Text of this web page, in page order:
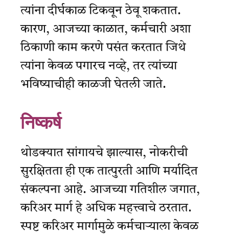
त्यांना दीर्घकाळ टिकवून ठेवू शकतात.
कारण, आजच्या काळात, कर्मचारी अशा
ठिकाणी काम करणे पसंत करतात जिथे
त्यांना केवळ पगारच नव्हे, तर त्यांच्या
भविष्याचीही काळजी घेतली जाते.
निष्कर्ष
थोडक्यात सांगायचे झाल्यास, नोकरीची
सुरक्षितता ही एक तात्पुरती आणि मर्यादित
संकल्पना आहे. आजच्या गतिशील जगात,
करिअर मार्ग हे अधिक महत्त्वाचे ठरतात.
स्पष्ट करिअर मार्गामुळे कर्मचाऱ्याला केवळ